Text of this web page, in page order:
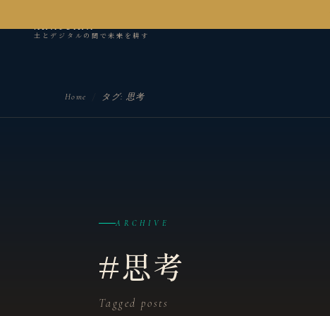
kanseian
土とデジタルの間で未来を耕す
Home タグ: 思考
ARCHIVE
#思考
Tagged posts